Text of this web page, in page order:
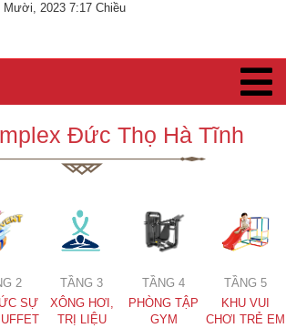
2023 7:17 Chiều
Đức Thọ Hà Tĩnh
2
SỰ
TẦNG 3
XÔNG HƠI,
TRỊ LIỆU
TẦNG 4
PHÒNG TẬP
GYM
TẦNG 5
KHU VUI
CHƠI TRẺ EM